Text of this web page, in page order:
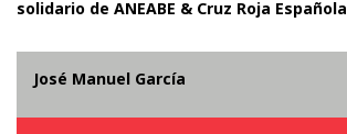
solidario de ANEABE & Cruz Roja Española
José Manuel García